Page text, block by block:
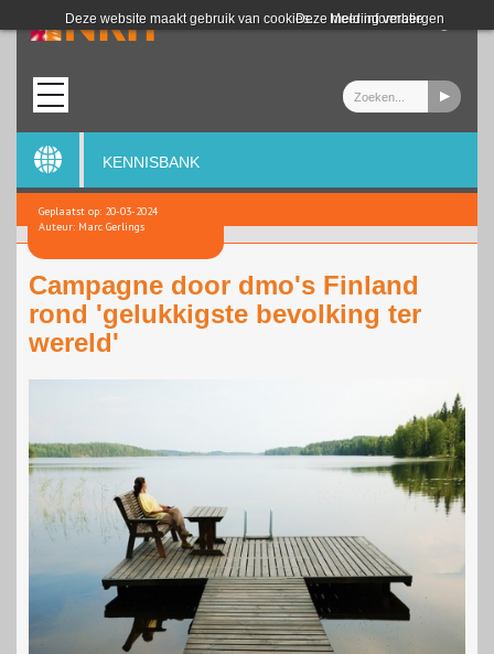
Deze website maakt gebruik van cookies. Meer informatie
Deze melding verbergen
Login
KENNISBANK
Geplaatst op: 20-03-2024
Auteur: Marc Gerlings
Campagne door dmo's Finland
rond 'gelukkigste bevolking ter
wereld'